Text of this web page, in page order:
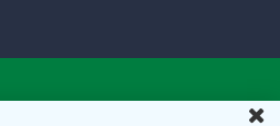
prie Lietuvos